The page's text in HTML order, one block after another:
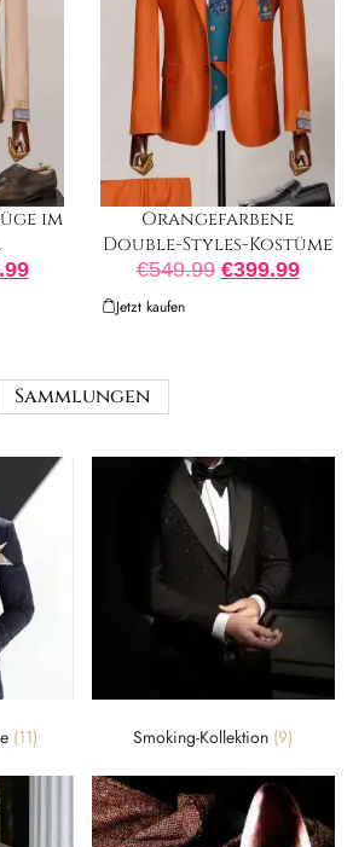
im
Orangefarbene
Double-Styles-Kostüme
€549.99 €399.99
Jetzt kaufen
Sammlungen
(11) Smoking-Kollektion (9)